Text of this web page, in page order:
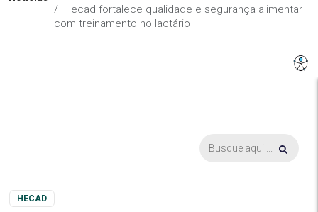
Hecad fortalece qualidade e segurança alimentar
com treinamento no lactário
HECAD